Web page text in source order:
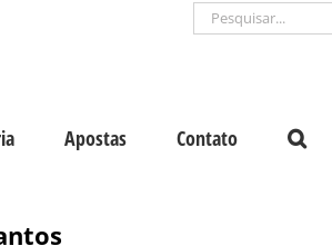
Buscar
resultados
Apostas Contato